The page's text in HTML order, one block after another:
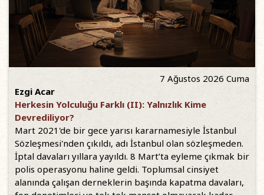
7 Ağustos 2026 Cuma
Ezgi Acar
Herkesin Yolculuğu Farklı (II): Yalnızlık Kime
Devrediliyor?
Mart 2021'de bir gece yarısı kararnamesiyle İstanbul
Sözleşmesi'nden çıkıldı, adı İstanbul olan sözleşmeden.
İptal davaları yıllara yayıldı. 8 Mart’ta eyleme çıkmak bir
polis operasyonu haline geldi. Toplumsal cinsiyet
alanında çalışan derneklerin başında kapatma davaları,